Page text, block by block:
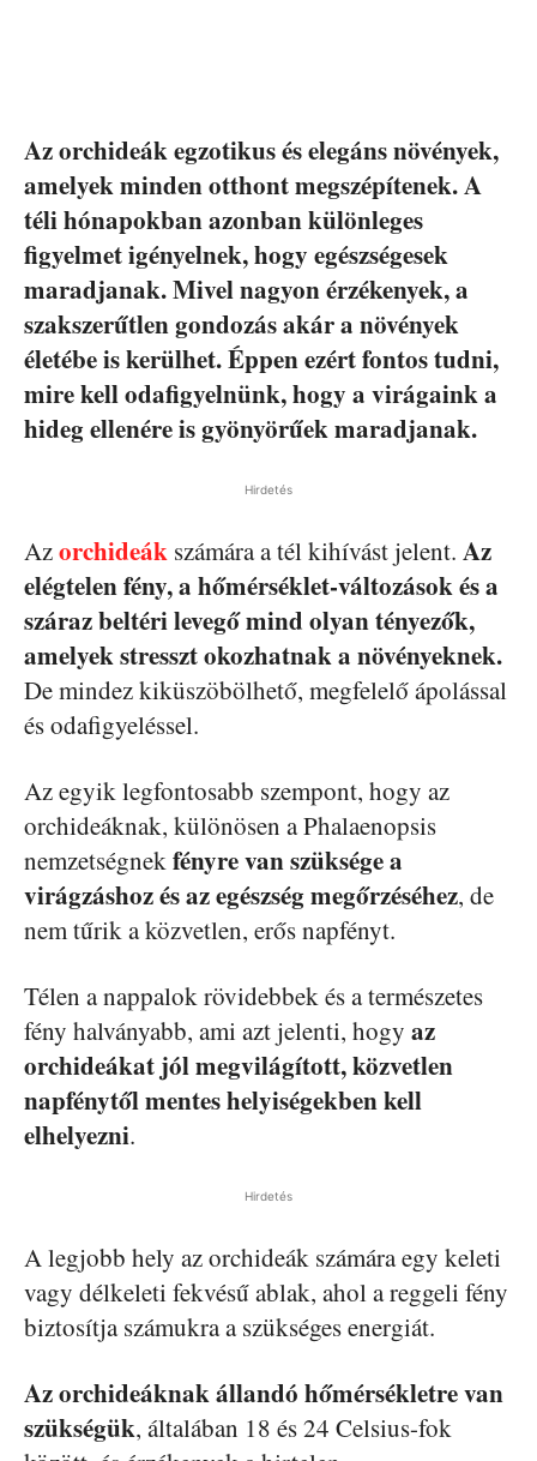
Az orchideák egzotikus és elegáns növények,
amelyek minden otthont megszépítenek. A
téli hónapokban azonban különleges
figyelmet igényelnek, hogy egészségesek
maradjanak. Mivel nagyon érzékenyek, a
szakszerűtlen gondozás akár a növények
életébe is kerülhet. Éppen ezért fontos tudni,
mire kell odafigyelnünk, hogy a virágaink a
hideg ellenére is gyönyörűek maradjanak.
Hirdetés
Azorchideák számára a tél kihívást jelent. Az
elégtelen fény, a hőmérséklet-változások és a
száraz beltéri levegő mind olyan tényezők,
amelyek stresszt okozhatnak a növényeknek.
De mindez kiküszöbölhető, megfelelő ápolással
és odafigyeléssel.
Az egyik legfontosabb szempont, hogy az
orchideáknak, különösen a Phalaenopsis
nemzetségnekfényre van szüksége a
virágzáshoz és az egészség megőrzéséhez, de
nem tűrik a közvetlen, erős napfényt.
Télen a nappalok rövidebbek és a természetes
fény halványabb, ami azt jelenti, hogy az
orchideákat jól megvilágított, közvetlen
napfénytől mentes helyiségekben kell
elhelyezni.
Hirdetés
A legjobb hely az orchideák számára egy keleti
vagy délkeleti fekvésű ablak, ahol a reggeli fény
biztosítja számukra a szükséges energiát.
Az orchideáknak állandó hőmérsékletre van
szükségük, általában 18 és 24 Celsius-fok